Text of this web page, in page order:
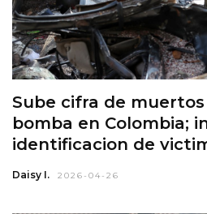
Sube cifra de
bomba en Colombia;
identificacion de
Daisy I. 2026-04-26